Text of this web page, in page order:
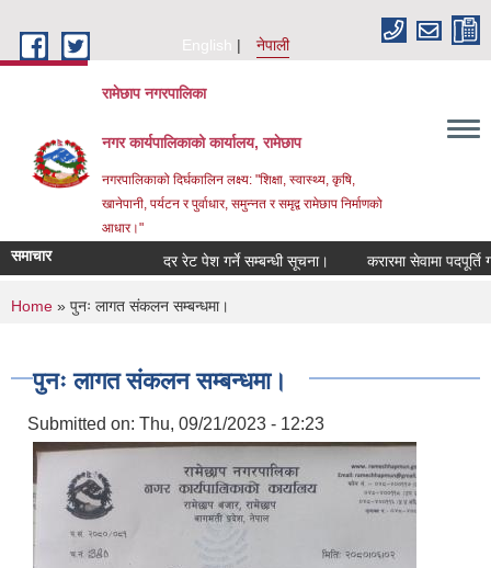
English
नेपाली
रामेछाप नगरपालिका
नगर कार्यपालिकाको कार्यालय, रामेछाप
नगरपालिकाको दिर्घकालिन लक्ष्य: "शिक्षा, स्वास्थ्य, कृषि,
खानेपानी, पर्यटन र पुर्वाधार, समुन्नत र समृद्व रामेछाप निर्माणको
आधार।"
समाचार दर रेट पेश गर्ने सम्बन्धी सूचना। करारमा सेवामा पदपूर्ति गर्ने
You are here
Home » पुनः लागत संकलन सम्बन्धमा।
पुनः लागत संकलन सम्बन्धमा।
Submitted on: Thu, 09/21/2023 - 12:23